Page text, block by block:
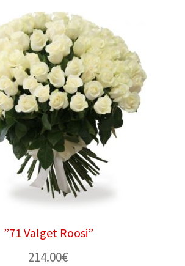
”71 Valget Roosi”
214.00€